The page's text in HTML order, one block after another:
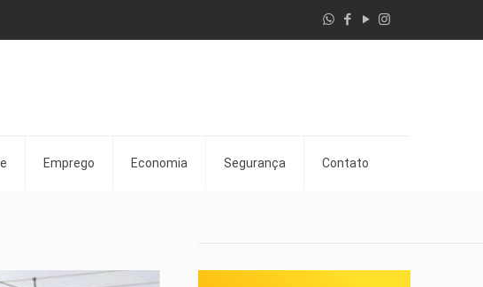
Emprego Economia Segurança Contato